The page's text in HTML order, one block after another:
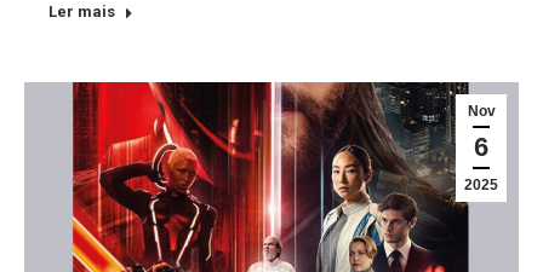
Ler mais
Nov
6
2025